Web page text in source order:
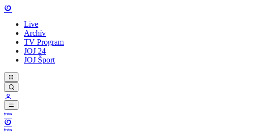
Live
Archív
TV Program
JOJ 24
JOJ Šport